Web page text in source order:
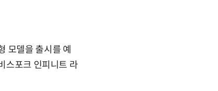
모델을 출시를 예
스포크 인피니트 라